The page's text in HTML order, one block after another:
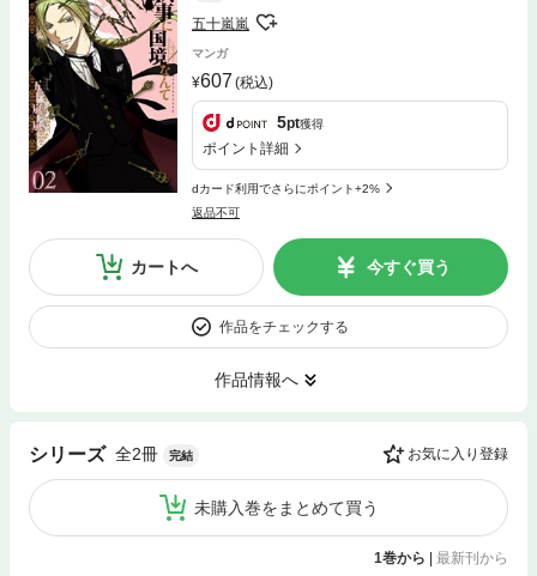
五十嵐嵐
マンガ
607 (税込)
5pt獲得
ポイント詳細
dカード利用でさらにポイント+2%
返品不可
カートへ 今すぐ買う
作品をチェックする
作品情報へ
シリーズ 全2冊 完結 お気に入り登録
未購入巻をまとめて買う
1巻から 最新刊から